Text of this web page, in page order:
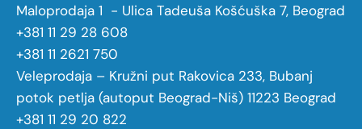
Maloprodaja 1 - Ulica Tadeuša Košćuška 7, Beograd
+381 11 29 28 608
+381 11 2621 750
Veleprodaja – Kružni put Rakovica 233, Bubanj
potok petlja (autoput Beograd-Niš) 11223 Beograd
+381 11 29 20 822